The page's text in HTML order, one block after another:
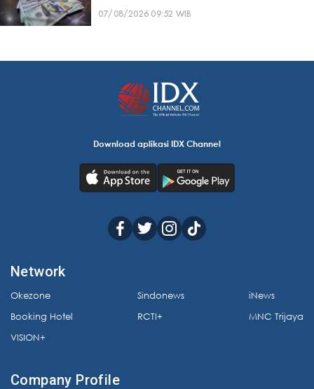
07/08/2026 09:52 WIB
Download aplikasi IDX Channel
Network
Okezone
Booking Hotel
VISION+
Sindonews
RCTI+
iNews
MNC Trijaya
Company Profile